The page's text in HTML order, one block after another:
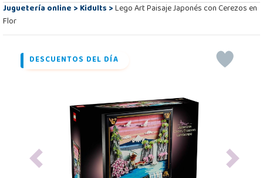
Juguetería online>Kidults>Lego Art Paisaje Japonés con Cerezos en
Flor
DESCUENTOS DEL DÍA
Previous Next